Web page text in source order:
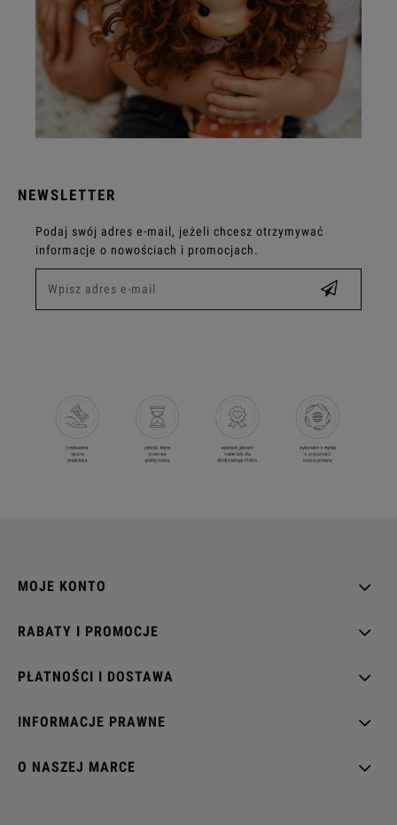
NEWSLETTER
Podaj swój adres e-mail, jeżeli chcesz otrzymywać
informacje o nowościach i promocjach.
MOJE KONTO
RABATY I PROMOCJE
PŁATNOŚCI I DOSTAWA
INFORMACJE PRAWNE
O NASZEJ MARCE